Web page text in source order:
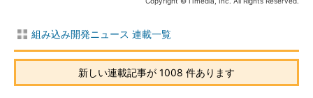
組み込み開発ニュース 連載一覧
新しい連載記事が 1008 件あります